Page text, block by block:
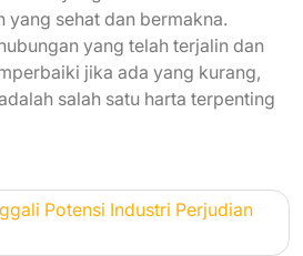
yang sehat dan bermakna.
yang telah terjalin dan
jika ada yang kurang,
salah satu harta terpenting
Potensi Industri Perjudian